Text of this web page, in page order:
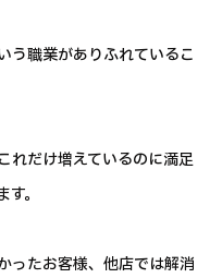
う職業がありふれているこ
れだけ増えているのに満足
。
ったお客様、他店では解消